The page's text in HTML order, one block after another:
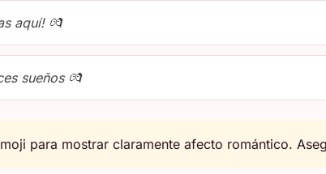
aquí! 💏
sueños 💏
para mostrar claramente afecto romántico.